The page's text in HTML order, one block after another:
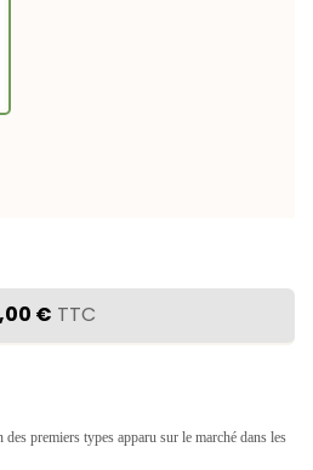
€ TTC
premiers types apparu sur le marché dans les